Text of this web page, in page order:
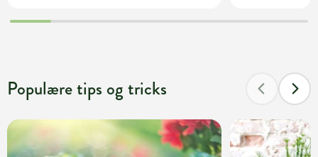
Populære tips og tricks